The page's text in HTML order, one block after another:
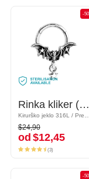
-50%
Rinka kliker (kirurško jeklo, srebrna, sijoč zaključek) s/z dizajnom netopirja in obesek zvezda
Kirurško jeklo 316L / Prevlečena medenina
$24,90
od$12,45
-
Rinka kliker (kirurško jeklo, srebrna, sijoč zaključek) s/z dizajnom netopirja in obesek zvezda
$24,90
od $12,45
(3)
-50%
-